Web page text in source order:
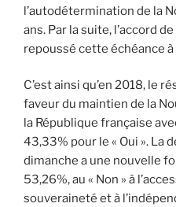
l’autodétermination de la
ans. Par la suite, l’accord
repoussé cette échéance à
C’est ainsi qu’en 2018, le
faveur du maintien de la
la République française
43,33% pour le « Oui ». La
dimanche a une nouvelle
53,26%, au « Non » à
souveraineté et à